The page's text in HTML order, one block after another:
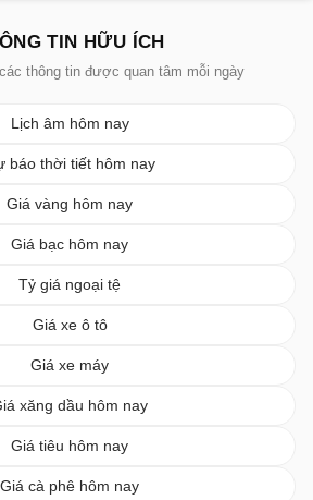
TIN HỮU ÍCH
thông tin được quan tâm mỗi ngày
Lịch âm hôm nay
báo thời tiết hôm nay
Giá vàng hôm nay
Giá bạc hôm nay
Tỷ giá ngoại tệ
Giá xe ô tô
Giá xe máy
xăng dầu hôm nay
Giá tiêu hôm nay
Giá cà phê hôm nay